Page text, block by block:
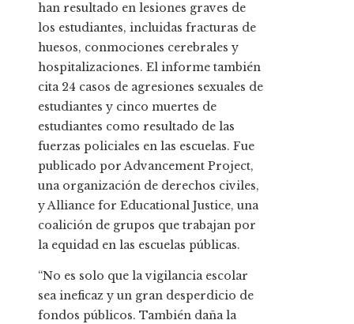
han resultado en lesiones graves de
los estudiantes, incluidas fracturas de
huesos, conmociones cerebrales y
hospitalizaciones. El informe también
cita 24 casos de agresiones sexuales de
estudiantes y cinco muertes de
estudiantes como resultado de las
fuerzas policiales en las escuelas. Fue
publicado por Advancement Project,
una organización de derechos civiles,
y Alliance for Educational Justice, una
coalición de grupos que trabajan por
la equidad en las escuelas públicas.
“No es solo que la vigilancia escolar
sea ineficaz y un gran desperdicio de
fondos públicos. También daña la